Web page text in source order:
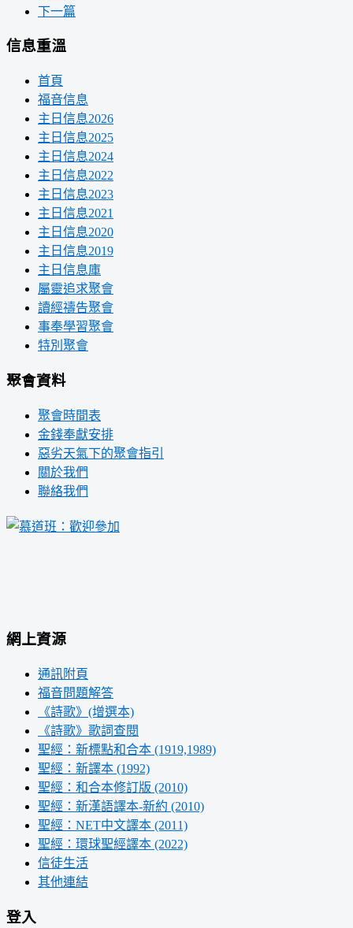
下一篇
信息重溫
首頁
福音信息
主日信息2026
主日信息2025
主日信息2024
主日信息2022
主日信息2023
主日信息2021
主日信息2020
主日信息2019
主日信息庫
屬靈追求聚會
讀經禱告聚會
事奉學習聚會
特別聚會
聚會資料
聚會時間表
金錢奉獻安排
惡劣天氣下的聚會指引
關於我們
聯絡我們
網上資源
通訊附頁
福音問題解答
《詩歌》(增選本)
《詩歌》歌詞查閱
聖經：新標點和合本 (1919,1989)
聖經：新譯本 (1992)
聖經：和合本修訂版 (2010)
聖經：新漢語譯本-新約 (2010)
聖經：NET中文譯本 (2011)
聖經：環球聖經譯本 (2022)
信徒生活
其他連結
登入